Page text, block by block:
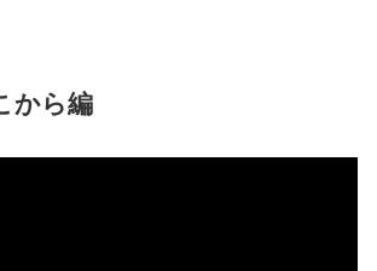
から編